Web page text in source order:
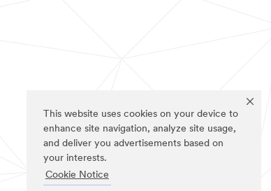
This website uses cookies on your device to
enhance site navigation, analyze site usage,
and deliver you advertisements based on
your interests.
Cookie Notice